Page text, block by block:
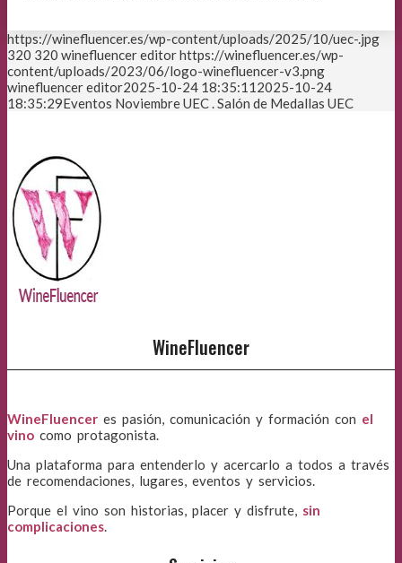
https://winefluencer.es/wp-content/uploads/2025/10/uec-.jpg
320 320 winefluencer editorhttps://winefluencer.es/wp-
content/uploads/2023/06/logo-winefluencer-v3.png
winefluencer editor2025-10-24 18:35:112025-10-24
18:35:29Eventos Noviembre UEC . Salón de Medallas UEC
WineFluencer
WineFluencer es pasión, comunicación y formación con el
vino como protagonista.
Una plataforma para entenderlo y acercarlo a todos a través
de recomendaciones, lugares, eventos y servicios.
Porque el vino son historias, placer y disfrute, sin
complicaciones.